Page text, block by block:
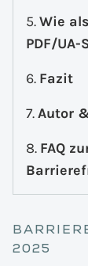
Wie
PDF/
Fazit
Autor
FAQ
2025